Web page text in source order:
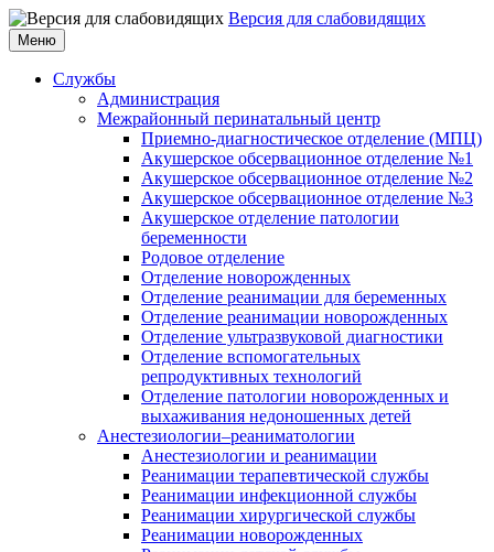
Версия для слабовидящих
Меню
Службы
Администрация
Межрайонный перинатальный центр
Приемно-диагностическое отделение (МПЦ)
Акушерское обсервационное отделение №1
Акушерское обсервационное отделение №2
Акушерское обсервационное отделение №3
Акушерское отделение патологии
беременности
Родовое отделение
Отделение новорожденных
Отделение реанимации для беременных
Отделение реанимации новорожденных
Отделение ультразвуковой диагностики
Отделение вспомогательных
репродуктивных технологий
Отделение патологии новорожденных и
выхаживания недоношенных детей
Анестезиологии–реаниматологии
Анестезиологии и реанимации
Реанимации терапевтической службы
Реанимации инфекционной службы
Реанимации хирургической службы
Реанимации новорожденных